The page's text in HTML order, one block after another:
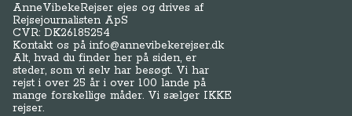
AnneVibekeRejser ejes og drives af
Rejsejournalisten ApS
CVR: DK26185254
Kontakt os påinfo@annevibekerejser.dk
Alt, hvad du finder her på siden, er
steder, som vi selv har besøgt. Vi har
rejst i over 25 år i over 100 lande på
mange forskellige måder. Vi sælger IKKE
rejser.